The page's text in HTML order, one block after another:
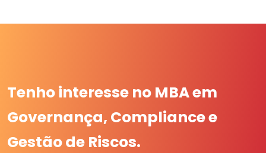
Tenho interesse no MBA em
Governança, Compliance e
Gestão de Riscos.